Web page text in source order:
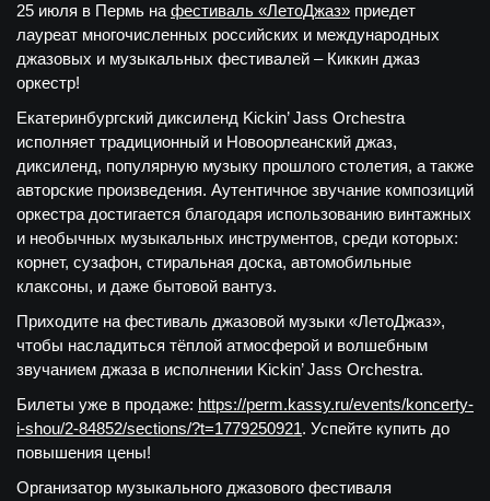
25 июля в Пермь на фестиваль «ЛетоДжаз» приедет
лауреат многочисленных российских и международных
джазовых и музыкальных фестивалей – Киккин джаз
оркестр!
Екатеринбургский диксиленд Kickin’ Jass Orchestra
исполняет традиционный и Новоорлеанский джаз,
диксиленд, популярную музыку прошлого столетия, а также
авторские произведения. Аутентичное звучание композиций
оркестра достигается благодаря использованию винтажных
и необычных музыкальных инструментов, среди которых:
корнет, сузафон, стиральная доска, автомобильные
клаксоны, и даже бытовой вантуз.
Приходите на фестиваль джазовой музыки «ЛетоДжаз»,
чтобы насладиться тёплой атмосферой и волшебным
звучанием джаза в исполнении Kickin’ Jass Orchestra.
Билеты уже в продаже: https://perm.kassy.ru/events/koncerty-
i-shou/2-84852/sections/?t=1779250921. Успейте купить до
повышения цены!
Организатор музыкального джазового фестиваля